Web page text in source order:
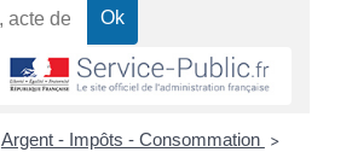
Argent - Impôts - Consommation >